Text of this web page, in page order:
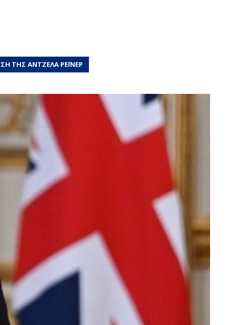
ΤΗΣ ΑΝΤΖΕΛΑ ΡΕΪΝΕΡ